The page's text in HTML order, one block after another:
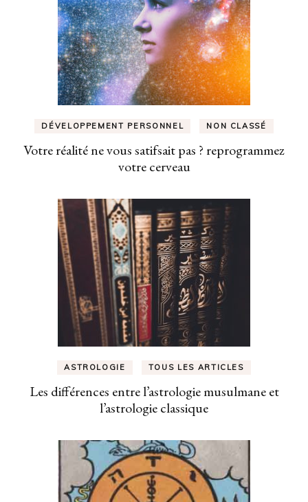
DÉVELOPPEMENT PERSONNEL NON CLASSÉ
Votre réalité ne vous satifsait pas ? reprogrammez
votre cerveau
ASTROLOGIE TOUS LES ARTICLES
Les différences entre l’astrologie musulmane et
l’astrologie classique